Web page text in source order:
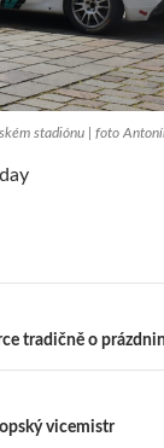
stadiónu | foto
tradičně o
vicemistr